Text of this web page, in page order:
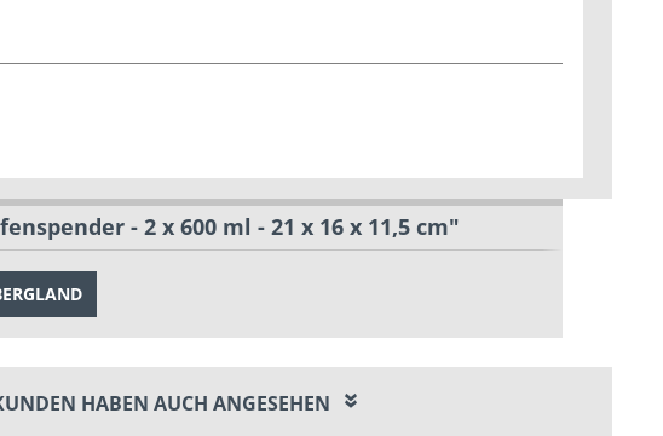
- 2 x 600 ml - 21 x 16 x 11,5 cm"
HABEN AUCH ANGESEHEN